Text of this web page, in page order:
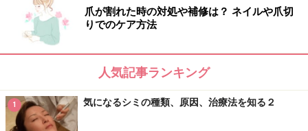
日焼け止めには「吸収剤」と「散乱剤」の2
自分の肌に合った日焼け止めを見つけよう
爪が割れた時の対処や補修は？ ネイルや爪切
りでのケア方法
人気記事ランキング
1 気になるシミの種類、原因、治療法を知る２